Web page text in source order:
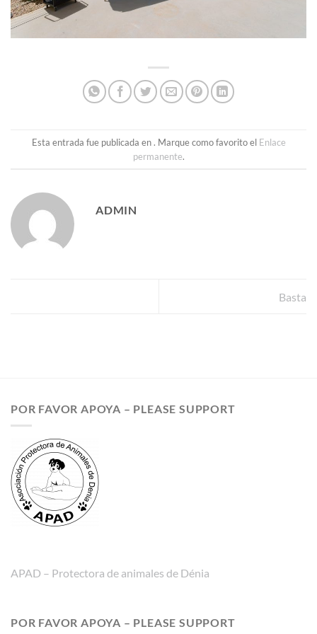
Esta entrada fue publicada en . Marque como favorito el Enlace
permanente.
ADMIN
Basta
POR FAVOR APOYA – PLEASE SUPPORT
APAD – Protectora de animales de Dénia
POR FAVOR APOYA – PLEASE SUPPORT